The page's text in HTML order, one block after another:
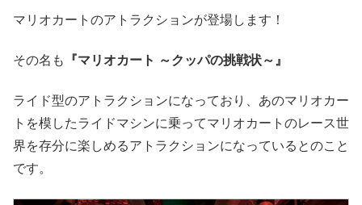
マリオカートのアトラクションが登場します！
その名も 『マリオカート ～クッパの挑戦状～』
ライド型のアトラクションになっており、あのマリオカー
トを模したライドマシンに乗ってマリオカートのレース世
界を存分に楽しめるアトラクションになっているとのこと
です。